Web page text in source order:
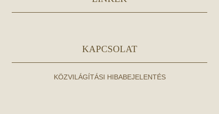
KAPCSOLAT
KÖZVILÁGÍTÁSI HIBABEJELENTÉS